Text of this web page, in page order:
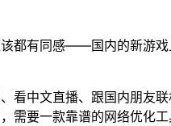
都有同感——国内的新游
看中文直播、跟国内朋友
需要一款靠谱的网络优化工